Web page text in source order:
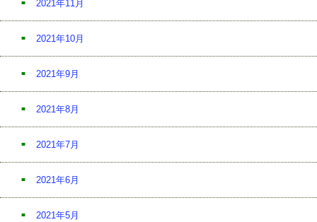
2021年11月
2021年10月
2021年9月
2021年8月
2021年7月
2021年6月
2021年5月